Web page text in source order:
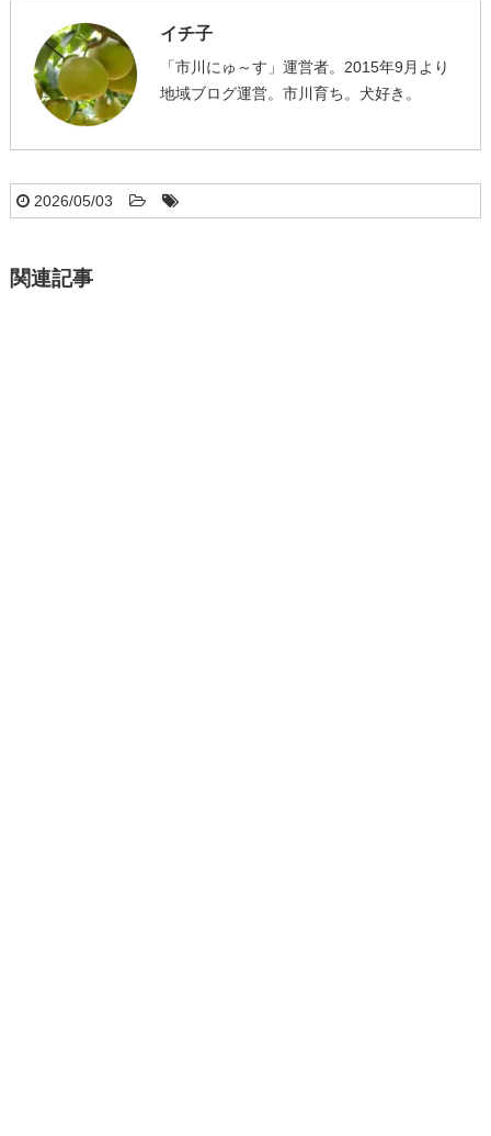
イチ子
「市川にゅ～す」運営者。2015年9月より
地域ブログ運営。市川育ち。犬好き。
2026/05/03
関連記事